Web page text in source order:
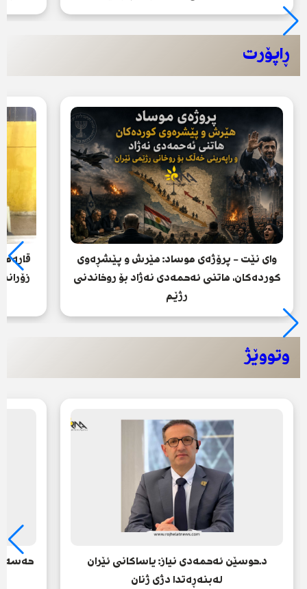
ڕاپۆرت
وای نێت - پرۆژەی موساد: هێرش و پێشڕەوی
کوردەکان، هاتنی ئەحمەدی نەژاد بۆ روخاندنی
رژێم
وتووێژ
د.حوسێن ئەحمەدی نیاز: یاساکانی ئێران
لەبنەڕەتدا دژی ژنان
حەسەن